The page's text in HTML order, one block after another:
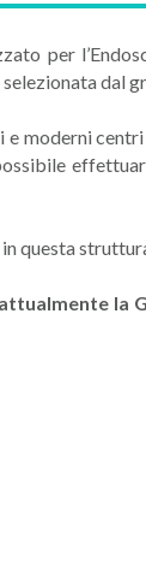
per
selezionata dal
e moderni
questa
la